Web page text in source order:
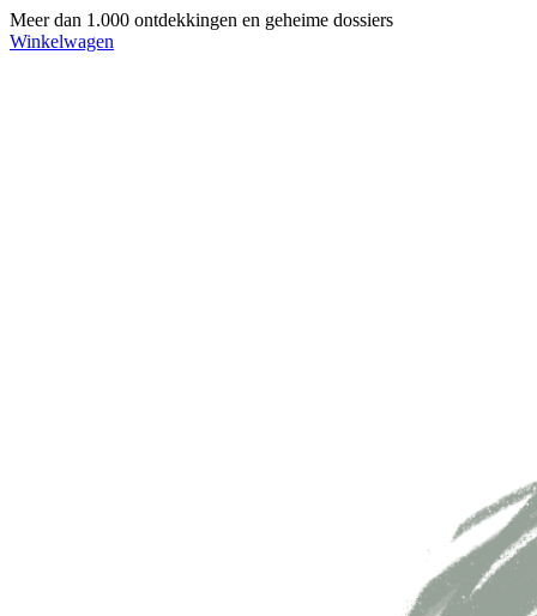
Meer dan 1.000 ontdekkingen en geheime dossiers
Winkelwagen